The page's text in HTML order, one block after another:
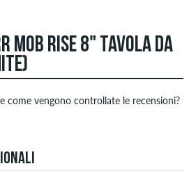
MOB RISE 8" TAVOLA DA
come vengono controllate le recensioni?
pubblicati dopo il nostro
sia positive che negative.